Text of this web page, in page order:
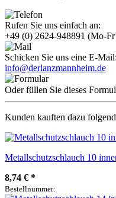
Rufen Sie uns einfach an:
+49 (0) 2624-948891 (Mo-
Schicken Sie uns eine E-Mail:
info@derlanzmannheim.de
Oder füllen Sie dieses
Kunden kauften dazu
Metallschutzschlauch 10
8,74 € *
Bestellnummer: